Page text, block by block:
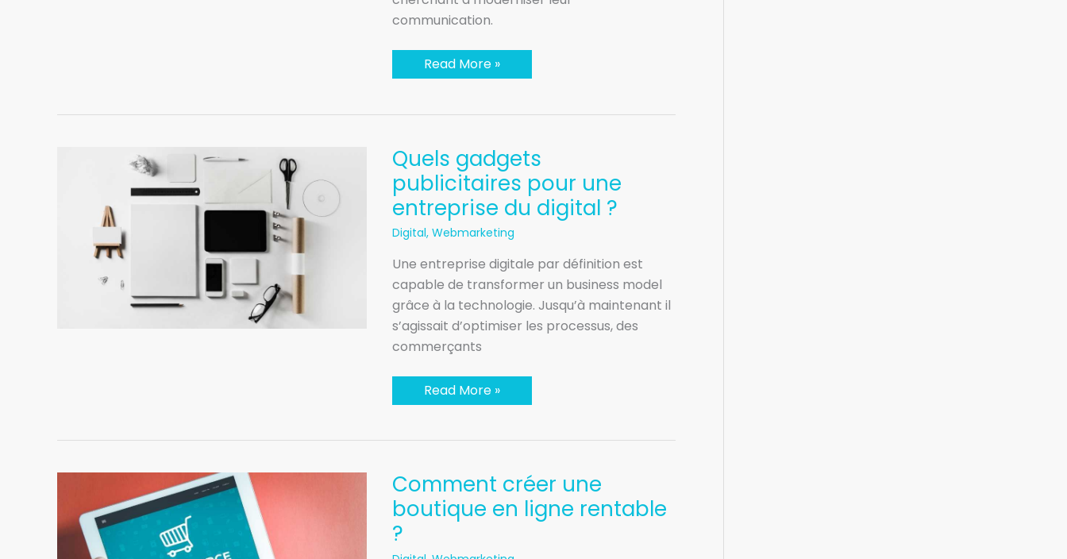
communication.
Read More »
Quels gadgets
publicitaires pour une
entreprise du digital ?
Digital, Webmarketing
Une entreprise digitale par définition est
capable de transformer un business model
grâce à la technologie. Jusqu’à maintenant il
s’agissait d’optimiser les processus, des
commerçants
Quels
gadgets
publicitaires
pour
une
entreprise
du
digital ?
Read More »
Comment créer une
boutique en ligne rentable
?
Comment
créer
une
boutique
rentable